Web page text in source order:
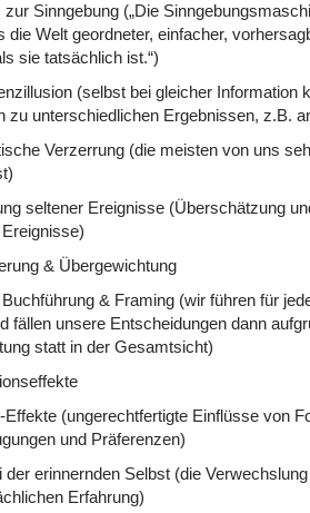
zur Sinngebung („Die
die Welt geordneter, einfacher,
sie tatsächlich ist.“)
(selbst bei gleicher Information
zu unterschiedlichen Ergebnissen, z.B.
Verzerrung (die meisten von uns
seltener Ereignisse (Überschätzung
& Übergewichtung
& Framing (wir führen für
fällen unsere Entscheidungen dann
statt in der Gesamtsicht)
Effekte (ungerechtfertigte Einflüsse von
und Präferenzen)
der erinnernden Selbst (die
Erfahrung)